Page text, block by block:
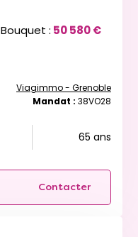
Bouquet : 50 580 €
Viagimmo - Grenoble
Mandat : 38VO28
65 ans
Contacter